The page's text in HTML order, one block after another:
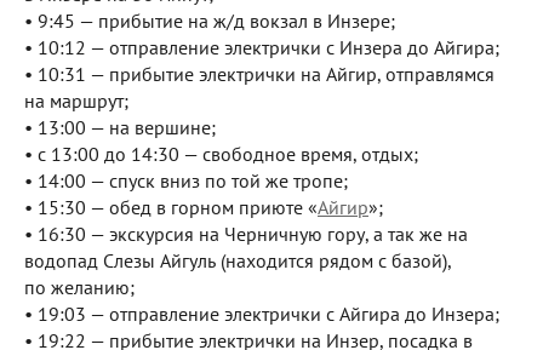
• 9:45 — прибытие на ж/д вокзал в Инзере;
• 10:12 — отправление электрички с Инзера до Айгира;
• 10:31 — прибытие электрички на Айгир, отправлямся
на маршрут;
• 13:00 — на вершине;
• с 13:00 до 14:30 — свободное время, отдых;
• 14:00 — спуск вниз по той же тропе;
• 15:30 — обед в горном приюте «Айгир»;
• 16:30 — экскурсия на Черничную гору, а так же на
водопад Слезы Айгуль (находится рядом с базой),
по желанию;
• 19:03 — отправление электрички с Айгира до Инзера;
• 19:22 — прибытие электрички на Инзер, посадка в